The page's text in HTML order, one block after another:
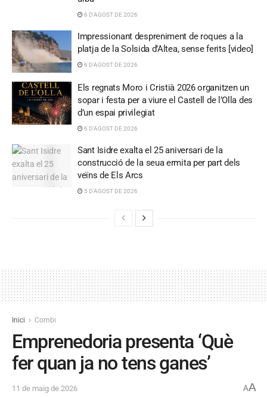
6 D'AGOST DE 2026
Impressionant despreniment de roques a la
platja de la Solsida d’Altea, sense ferits [video]
6 D'AGOST DE 2026
Els regnats Moro i Cristià 2026 organitzen un
sopar i festa per a viure el Castell de l’Olla des
d’un espai privilegiat
6 D'AGOST DE 2026
Sant Isidre exalta el 25 aniversari de la
construcció de la seua ermita per part dels
veïns de Els Arcs
5 D'AGOST DE 2026
Inici Combi
Emprenedoria presenta ‘Què
fer quan ja no tens ganes’
11 de maig de 2026 AA